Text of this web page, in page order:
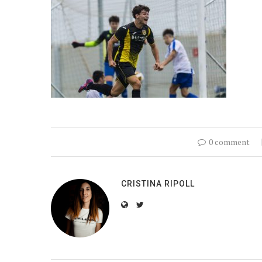
0 comment
CRISTINA RIPOLL